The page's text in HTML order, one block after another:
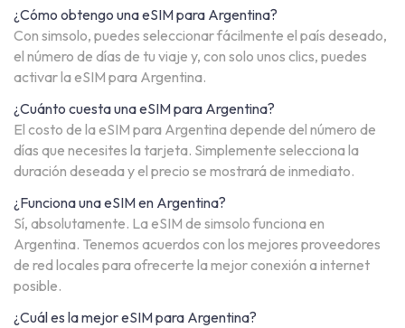
¿Cómo obtengo una eSIM para Argentina?
Con simsolo, puedes seleccionar fácilmente el país deseado,
el número de días de tu viaje y, con solo unos clics, puedes
activar la eSIM para Argentina.
¿Cuánto cuesta una eSIM para Argentina?
El costo de la eSIM para Argentina depende del número de
días que necesites la tarjeta. Simplemente selecciona la
duración deseada y el precio se mostrará de inmediato.
¿Funciona una eSIM en Argentina?
Sí, absolutamente. La eSIM de simsolo funciona en
Argentina. Tenemos acuerdos con los mejores proveedores
de red locales para ofrecerte la mejor conexión a internet
posible.
¿Cuál es la mejor eSIM para Argentina?